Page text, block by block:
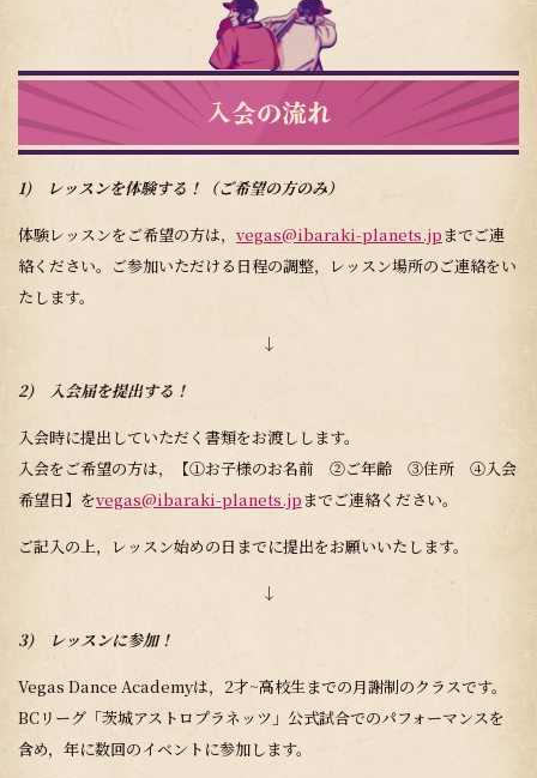
入会の流れ
1) レッスンを体験する！（ご希望の方のみ）
体験レッスンをご希望の方は， vegas@ibaraki-planets.jpまでご連
絡ください。ご参加いただける日程の調整，レッスン場所のご連絡をい
たします。
↓
2) 入会届を提出する！
入会時に提出していただく書類をお渡しします。
入会をご希望の方は，【①お子様のお名前 ②ご年齢 ③住所 ④入会
希望日】をvegas@ibaraki-planets.jpまでご連絡ください。
ご記入の上，レッスン始めの日までに提出をお願いいたします。
↓
3) レッスンに参加！
Vegas Dance Academyは，2才~高校生までの月謝制のクラスです。
BCリーグ「茨城アストロプラネッツ」公式試合でのパフォーマンスを
含め，年に数回のイベントに参加します。